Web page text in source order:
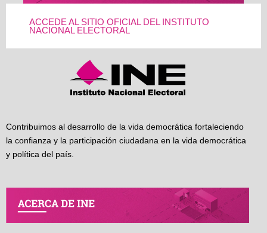
ACCEDE AL SITIO OFICIAL DEL INSTITUTO
NACIONAL ELECTORAL
Contribuimos al desarrollo de la vida democrática fortaleciendo
la confianza y la participación ciudadana en la vida democrática
y política del país.